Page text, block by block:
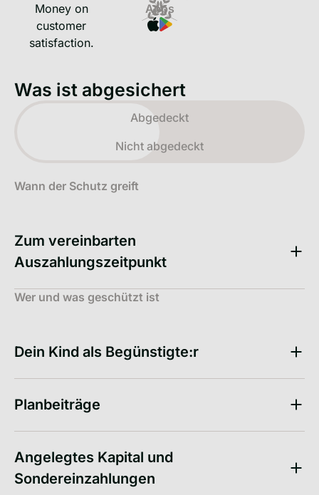
Apps
Was ist abgesichert
Abgedeckt
Nicht abgedeckt
Wann der Schutz greift
Zum vereinbarten
Auszahlungszeitpunkt
Wer und was geschützt ist
Dein Kind als Begünstigte:r
Planbeiträge
Angelegtes Kapital und
Sondereinzahlungen